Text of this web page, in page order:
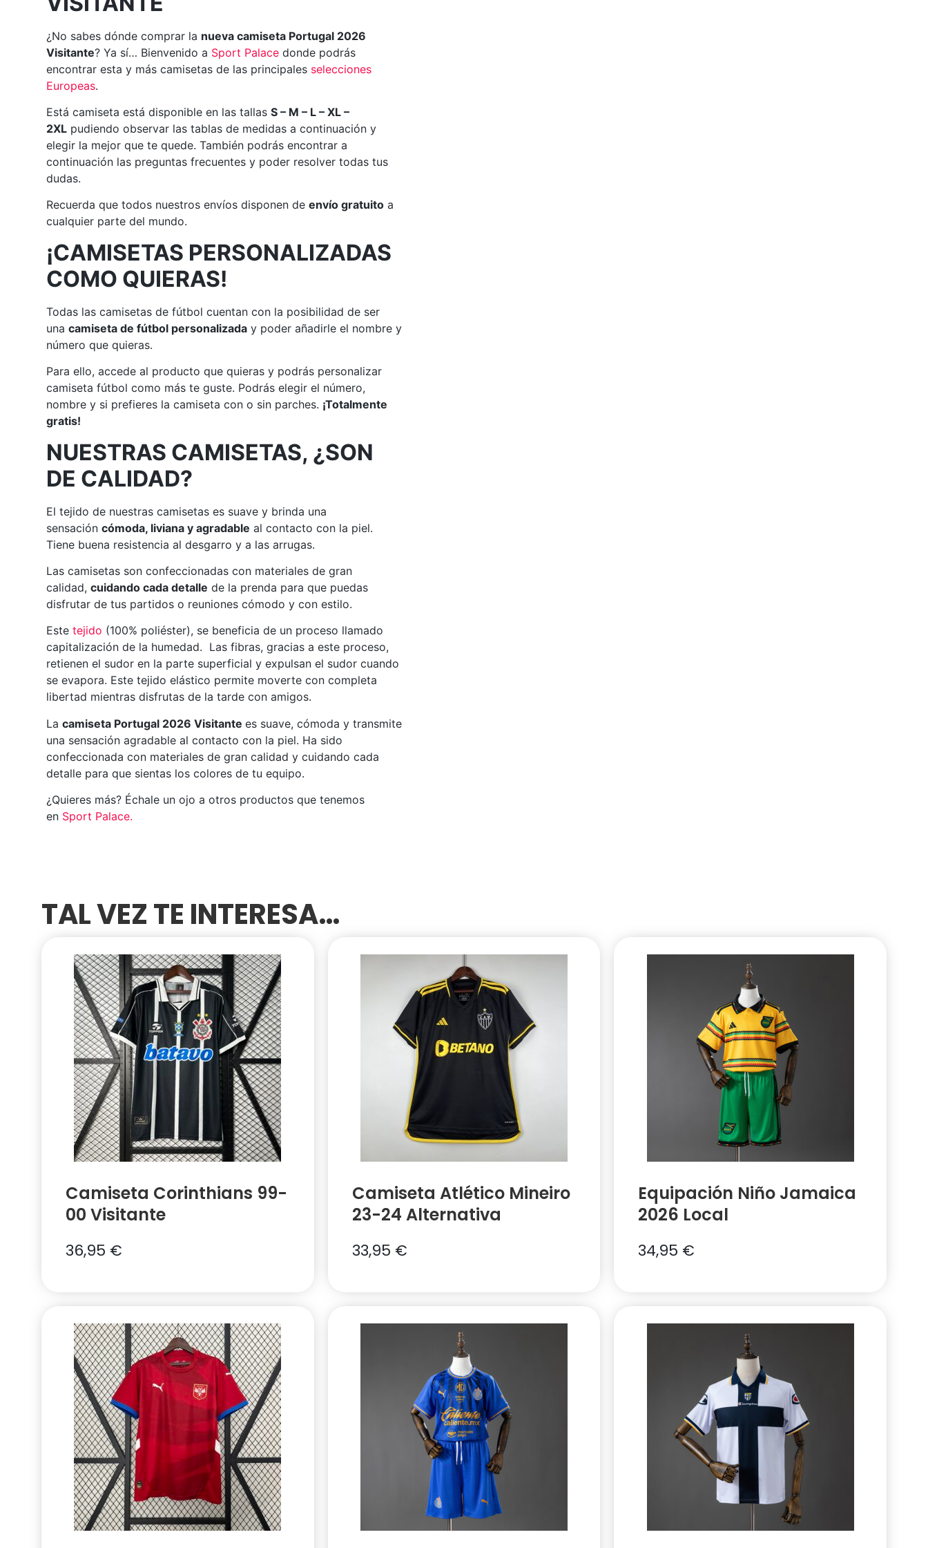
¿No sabes dónde comprar la nueva camiseta Portugal 2026
Visitante? Ya sí… Bienvenido a Sport Palace donde podrás
encontrar esta y más camisetas de las principales selecciones
Europeas.
Está camiseta está disponible en las tallasS – M – L – XL –
2XL pudiendo observar las tablas de medidas a continuación y
elegir la mejor que te quede. También podrás encontrar a
continuación las preguntas frecuentes y poder resolver todas tus
dudas.
Recuerda que todos nuestros envíos disponen deenvío gratuito a
cualquier parte del mundo.
¡CAMISETAS PERSONALIZADAS
COMO QUIERAS!
Todas las camisetas de fútbol cuentan con la posibilidad de ser
unacamiseta de fútbol personalizada y poder añadirle el nombre y
número que quieras.
Para ello, accede al producto que quieras y podrás personalizar
camiseta fútbol como más te guste. Podrás elegir el número,
nombre y si prefieres la camiseta con o sin parches. ¡Totalmente
gratis!
NUESTRAS CAMISETAS, ¿SON
DE CALIDAD?
El tejido de nuestras camisetas es suave y brinda una
sensacióncómoda, liviana y agradable al contacto con la piel.
Tiene buena resistencia al desgarro y a las arrugas.
Las camisetas son confeccionadas con materiales de gran
calidad,cuidando cada detalle de la prenda para que puedas
disfrutar de tus partidos o reuniones cómodo y con estilo.
Estetejido (100% poliéster), se beneficia de un proceso llamado
capitalización de la humedad. Las fibras, gracias a este proceso,
retienen el sudor en la parte superficial y expulsan el sudor cuando
se evapora. Este tejido elástico permite moverte con completa
libertad mientras disfrutas de la tarde con amigos.
Lacamiseta Portugal 2026 Visitante es suave, cómoda y transmite
una sensación agradable al contacto con la piel. Ha sido
confeccionada con materiales de gran calidad y cuidando cada
detalle para que sientas los colores de tu equipo.
¿Quieres más? Échale un ojo a otros productos que tenemos
en Sport Palace.
TAL VEZ TE INTERESA…
Camiseta Corinthians 99-
00 Visitante
36,95 €
Camiseta Atlético Mineiro
23-24 Alternativa
33,95 €
Equipación Niño Jamaica
2026 Local
34,95 €